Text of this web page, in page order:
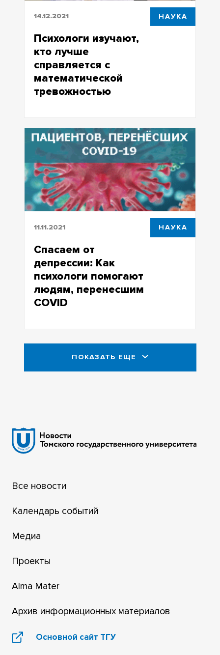
14.12.2021 НАУКА
Психологи изучают,
кто лучше
справляется с
математической
тревожностью
справляется с математической
тревожностью
11.11.2021 НАУКА
Спасаем от
депрессии: Как
психологи помогают
людям, перенесшим
COVID
ПОКАЗАТЬ ЕЩЕ
Все новости
Календарь событий
Медиа
Проекты
Alma Mater
Архив информационных материалов
Основной сайт ТГУ